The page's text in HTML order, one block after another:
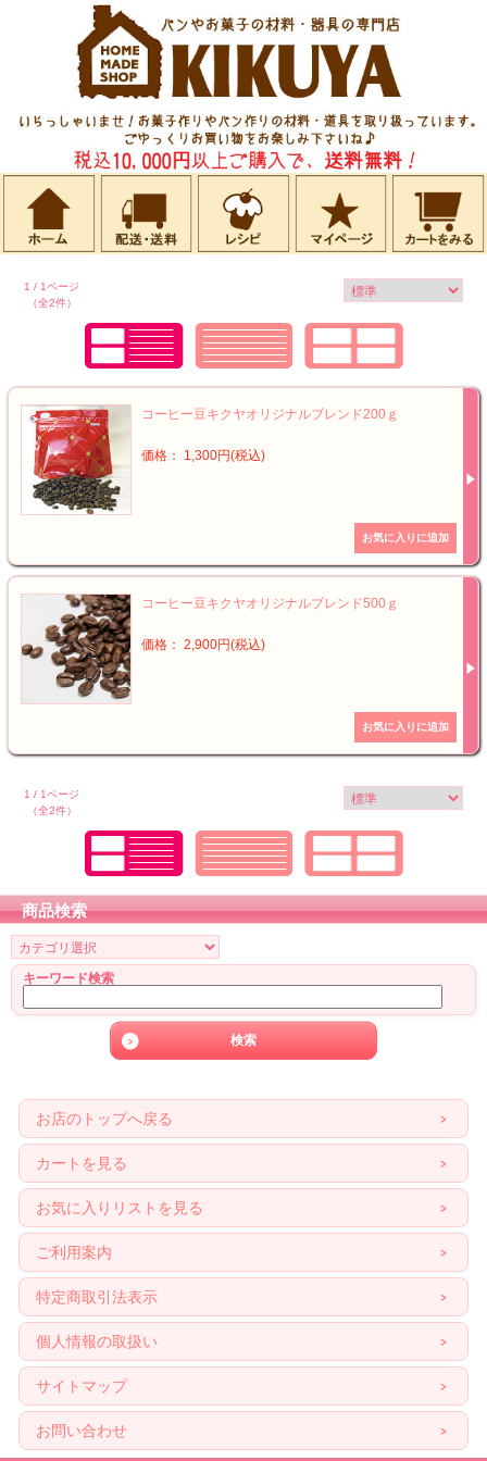
1 / 1ページ
（全2件）
コーヒー豆キクヤオリジナルブレンド200ｇ
価格： 1,300円(税込)
コーヒー豆キクヤオリジナルブレンド500ｇ
価格： 2,900円(税込)
1 / 1ページ
（全2件）
商品検索
キーワード検索
お店のトップへ戻る
カートを見る
お気に入りリストを見る
ご利用案内
特定商取引法表示
個人情報の取扱い
サイトマップ
お問い合わせ